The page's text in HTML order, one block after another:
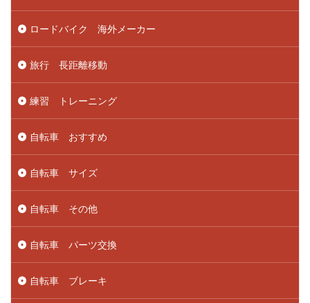
ロードバイク 海外メーカー
旅行 長距離移動
練習 トレーニング
自転車 おすすめ
自転車 サイズ
自転車 その他
自転車 パーツ交換
自転車 ブレーキ